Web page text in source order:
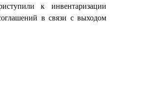
к инвентаризации
в связи с выходом